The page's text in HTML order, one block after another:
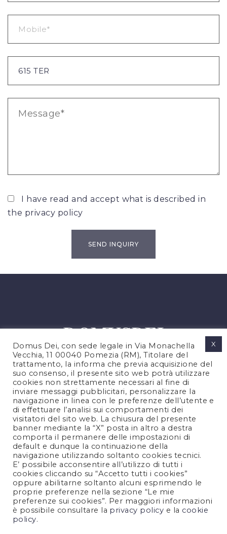
I have read and accept what is described in
the privacy policy
PRIVACY POLICY
COOKIES POLICY
LEGAL NOTES
CONTACTS
FOLLOW US
Domus Dei, con sede legale in Via Monachella
Vecchia, 11 00040 Pomezia (RM), Titolare del
trattamento, la informa che previa acquisizione del
suo consenso, il presente sito web potrà utilizzare
cookies non strettamente necessari al fine di
inviare messaggi pubblicitari, personalizzare la
navigazione in linea con le preferenze dell’utente e
di effettuare l’analisi sui comportamenti dei
visitatori del sito web. La chiusura del presente
banner mediante la “X” posta in altro a destra
comporta il permanere delle impostazioni di
default e dunque la continuazione della
navigazione utilizzando soltanto cookies tecnici.
E’ possibile acconsentire all’utilizzo di tutti i
cookies cliccando su “Accetto tutti i cookies”
oppure abilitarne soltanto alcuni esprimendo le
proprie preferenze nella sezione “Le mie
preferenze sui cookies”. Per maggiori informazioni
è possibile consultare la privacy policy e la cookie
policy.
X